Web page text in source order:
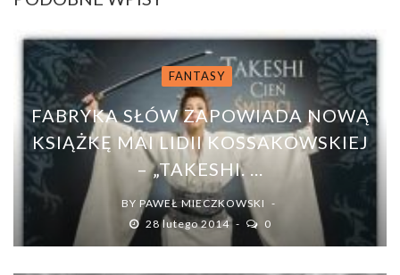
FANTASY
FABRYKA SŁÓW ZAPOWIADA NOWĄ
KSIĄŻKĘ MAI LIDII KOSSAKOWSKIEJ
– „TAKESHI. ...
BY PAWEŁ MIECZKOWSKI
28 lutego 2014
0